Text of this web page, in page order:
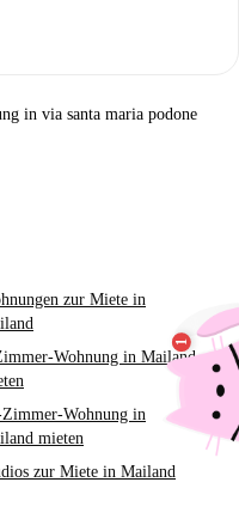
in via santa maria podone
zur Miete in
Wohnung in Mailand
Wohnung in
mieten
zur Miete in Mailand